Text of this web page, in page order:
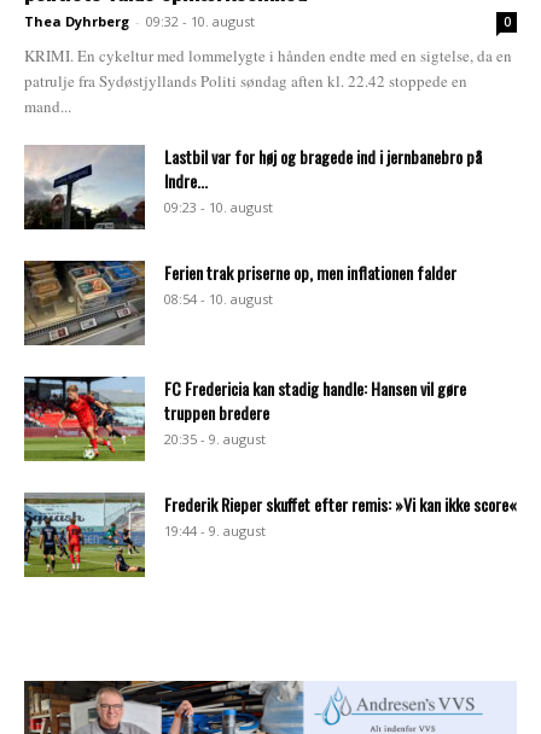
Thea Dyhrberg - 09:32 - 10. august 0
KRIMI. En cykeltur med lommelygte i hånden endte med en sigtelse, da en
patrulje fra Sydøstjyllands Politi søndag aften kl. 22.42 stoppede en
mand...
Lastbil var for høj og bragede ind i jernbanebro på
Indre...
09:23 - 10. august
Ferien trak priserne op, men inflationen falder
08:54 - 10. august
FC Fredericia kan stadig handle: Hansen vil gøre
truppen bredere
20:35 - 9. august
Frederik Rieper skuffet efter remis: »Vi kan ikke score«
19:44 - 9. august